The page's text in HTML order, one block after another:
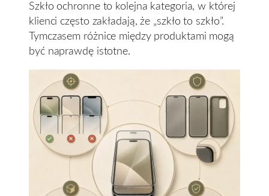
Szkło ochronne to kolejna kategoria, w której
klienci często zakładają, że „szkło to szkło”.
Tymczasem różnice między produktami mogą
być naprawdę istotne.